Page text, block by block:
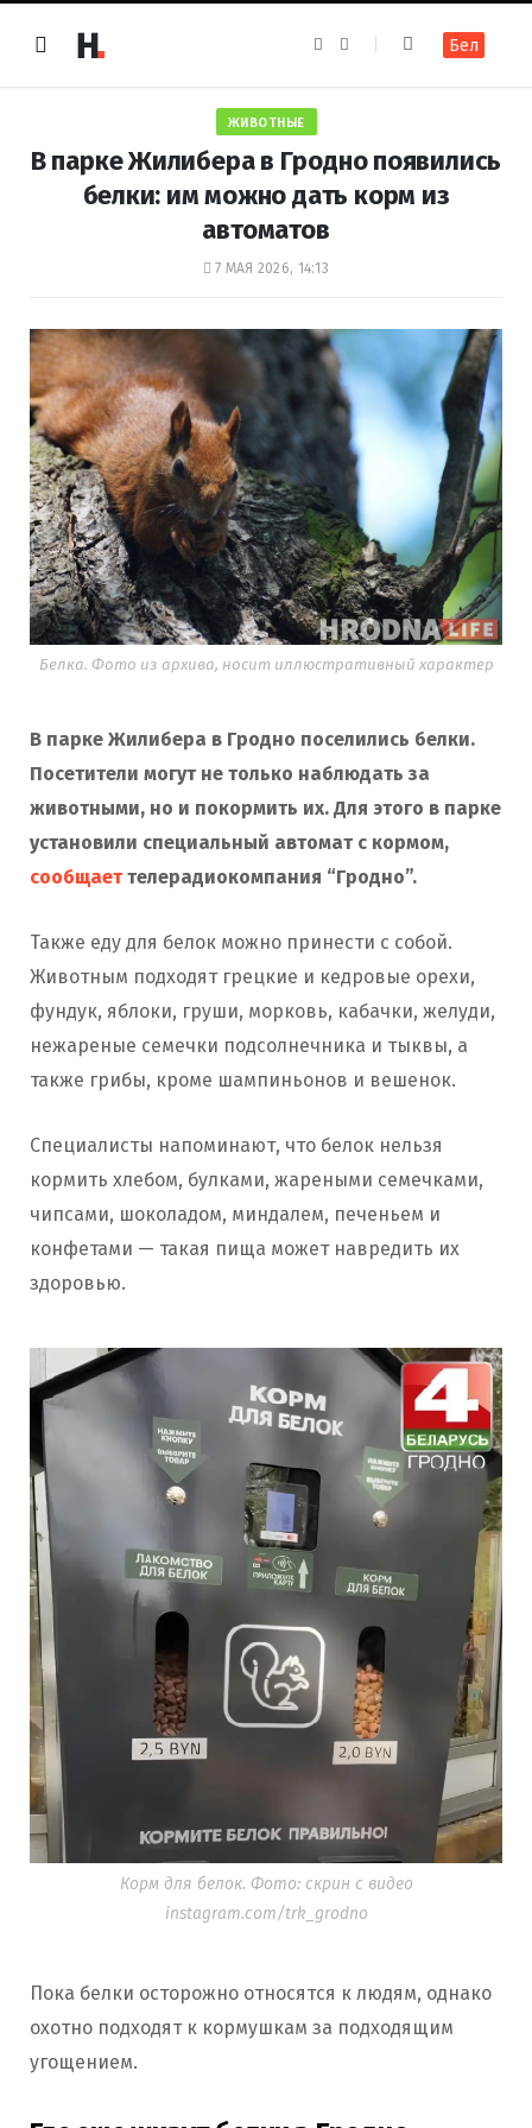
e
k
t
a
m
Бел
ЖИВОТНЫЕ
В парке Жилибера в Гродно появились
белки: им можно дать корм из
автоматов
7 МАЯ 2026, 14:13
Белка. Фото из архива, носит иллюстративный характер
В парке Жилибера в Гродно поселились белки.
Посетители могут не только наблюдать за
животными, но и покормить их. Для этого в парке
установили специальный автомат с кормом,
сообщаеттелерадиокомпания “Гродно”.
Также еду для белок можно принести с собой.
Животным подходят грецкие и кедровые орехи,
фундук, яблоки, груши, морковь, кабачки, желуди,
нежареные семечки подсолнечника и тыквы, а
также грибы, кроме шампиньонов и вешенок.
Специалисты напоминают, что белок нельзя
кормить хлебом, булками, жареными семечками,
чипсами, шоколадом, миндалем, печеньем и
конфетами — такая пища может навредить их
здоровью.
Корм для белок. Фото: скрин с видео
instagram.com/trk_grodno
Пока белки осторожно относятся к людям, однако
охотно подходят к кормушкам за подходящим
угощением.